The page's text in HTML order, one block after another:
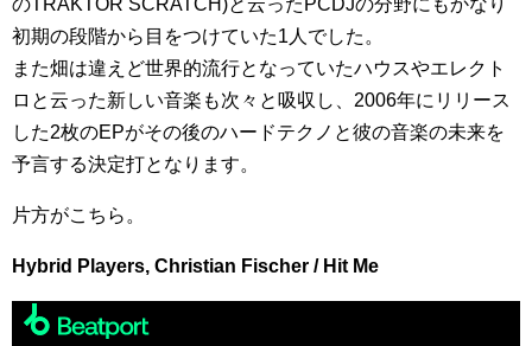
初期の段階から目をつけていた1人でした。
また畑は違えど世界的流行となっていたハウスやエレクト
ロと云った新しい音楽も次々と吸収し、2006年にリリース
した2枚のEPがその後のハードテクノと彼の音楽の未来を
予言する決定打となります。
片方がこちら。
Hybrid Players, Christian Fischer / Hit Me